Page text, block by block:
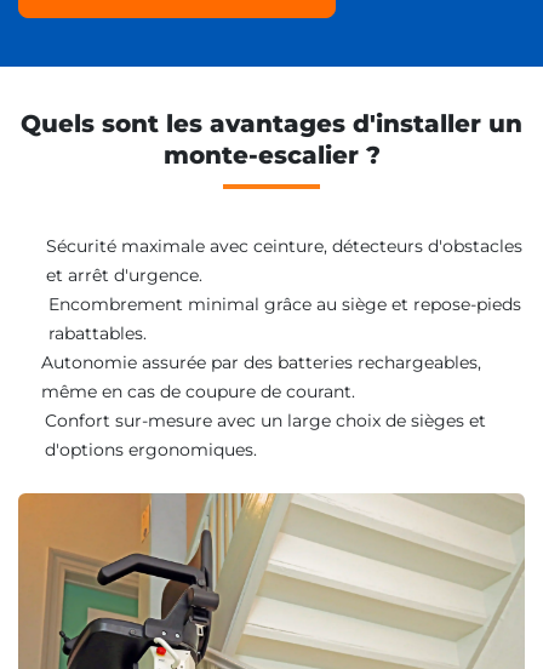
Quels sont les avantages d'installer un
monte-escalier ?
Sécurité maximale avec ceinture, détecteurs d'obstacles
et arrêt d'urgence.
Encombrement minimal grâce au siège et repose-pieds
rabattables.
Autonomie assurée par des batteries rechargeables,
même en cas de coupure de courant.
Confort sur-mesure avec un large choix de sièges et
d'options ergonomiques.